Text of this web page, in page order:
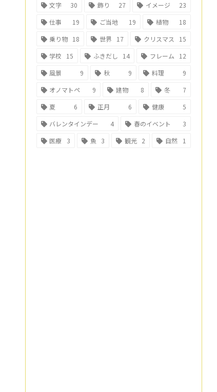
文字
30 飾り 27 イメージ
23
仕事
19 ご当地 19 植物
18
乗り物 18 世界 17 クリスマス
15
学校
15 ふきだし 14 フレーム
12
風景
9 秋 9 料理
9
オノマトペ
9 建物 8 冬
7
夏
6 正月 6 健康
5
バレンタインデー
4 春のイベント
3
医療
3 魚 3 観光 2 自然 1